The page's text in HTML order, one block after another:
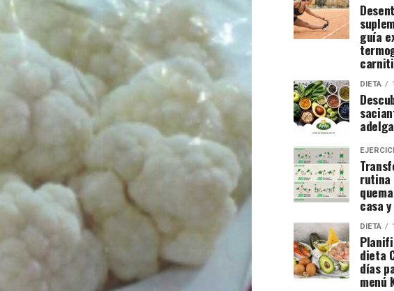
guía
DIETA
rutina
casa
DIETA
dieta
días
menú